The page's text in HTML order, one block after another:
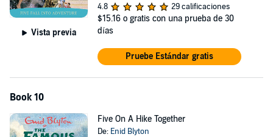
Vista previa
4.8
29 calificaciones
$15.16 o gratis con una prueba de 30
días
Pruebe Estándar gratis
Book 10
Five On A Hike Together
De: Enid Blyton